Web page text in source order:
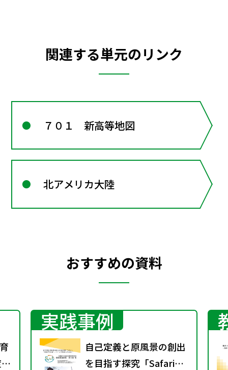
関連する単元のリンク
７０１ 新高等地図
北アメリカ大陸
おすすめの資料
実践事例
自己定義と原風景の創出
を目指す探究「Safari」